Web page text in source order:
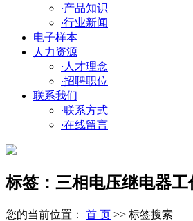
·产品知识
·行业新闻
电子样本
人力资源
· 人才理念
·招聘职位
联系我们
·联系方式
·在线留言
标签：三相电压继电器工
您的当前位置： 首 页 >> 标签搜索